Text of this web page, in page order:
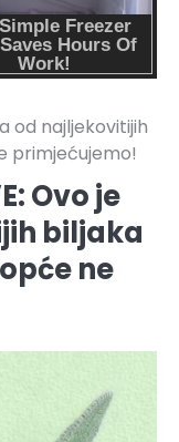
od najljekovitijih
primjećujemo!
Ovo je
biljaka
ne